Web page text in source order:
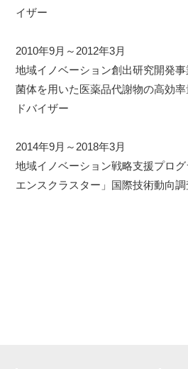
イザー
2010年9月～2012年3月
地域イノベーション創出研究開発
菌体を用いた医薬品代謝物の高効
ドバイザー
2014年9月～2018年3月
地域イノベーション戦略支援プロ
エンスクラスター」国際技術動向